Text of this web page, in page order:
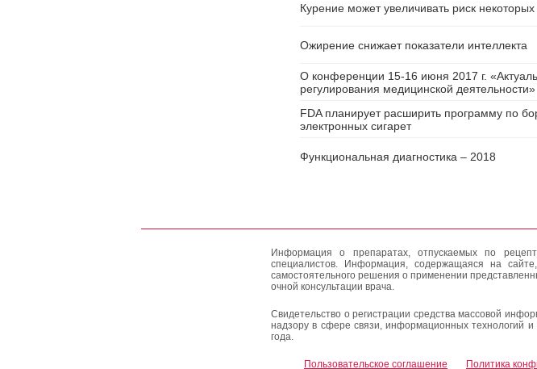
Курение может увеличивать риск
Ожирение снижает показатели интеллекта
О конференции 15-16 июня 2017 г.
регулирования медицинской деятельности»
FDA планирует расширить программу по
электронных сигарет
Функциональная диагностика – 2018
Информация о препаратах, отпускаемых по
специалистов. Информация, содержащаяся на
самостоятельного решения о применении
очной консультации врача.
Свидетельство о регистрации средства массовой
надзору в сфере связи, информационных технологий
года.
Пользовательское соглашение Политика